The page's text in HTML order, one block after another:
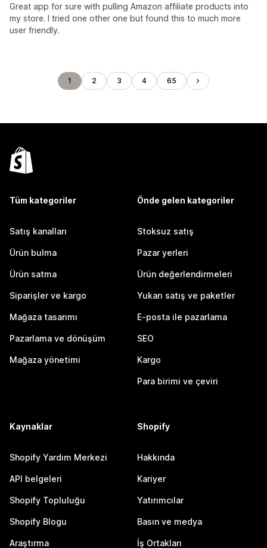
Great app for sure with pulling Amazon affiliate products into
my store. I tried one other one but found this to much more
user friendly.
1 2 3 4 65
Tüm kategoriler
Satış kanalları
Ürün bulma
Ürün satma
Siparişler ve kargo
Mağaza tasarımı
Pazarlama ve dönüşüm
Mağaza yönetimi
Önde gelen kategoriler
Stoksuz satış
Pazar yerleri
Ürün değerlendirmeleri
Yukarı satış ve paketler
E-posta ile pazarlama
SEO
Kargo
Para birimi ve çeviri
Kaynaklar
Shopify Yardım Merkezi
API belgeleri
Shopify Topluluğu
Shopify Blogu
Araştırma
Shopify
Hakkında
Kariyer
Yatırımcılar
Basın ve medya
İş Ortakları